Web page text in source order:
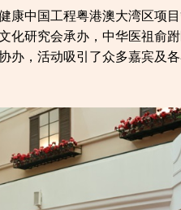
中国工程粤港澳大湾区项
化研究会承办，中华医祖俞
办，活动吸引了众多嘉宾及